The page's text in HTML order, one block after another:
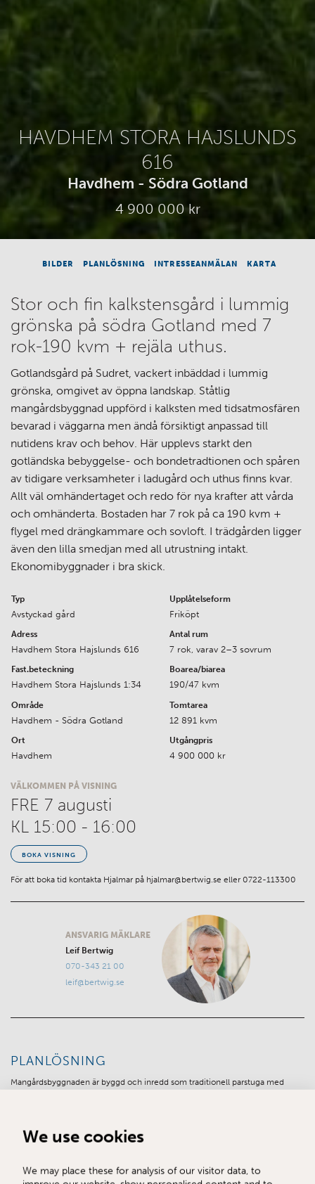
HAVDHEM STORA HAJSLUNDS
616
Havdhem - Södra Gotland
4 900 000 kr
BILDER PLANLÖSNING INTRESSEANMÄLAN KARTA
Stor och fin kalkstensgård i lummig
grönska på södra Gotland med 7
rok-190 kvm + rejäla uthus.
Gotlandsgård på Sudret, vackert inbäddad i lummig
grönska, omgivet av öppna landskap. Ståtlig
mangårdsbyggnad uppförd i kalksten med tidsatmosfären
bevarad i väggarna men ändå försiktigt anpassad till
nutidens krav och behov. Här upplevs starkt den
gotländska bebyggelse- och bondetradtionen och spåren
av tidigare verksamheter i ladugård och uthus finns kvar.
Allt väl omhändertaget och redo för nya krafter att vårda
och omhänderta. Bostaden har 7 rok på ca 190 kvm +
flygel med drängkammare och sovloft. I trädgården ligger
även den lilla smedjan med all utrustning intakt.
Ekonomibyggnader i bra skick.
Typ
Avstyckad gård
Adress
Havdhem Stora Hajslunds 616
Fast.beteckning
Havdhem Stora Hajslunds 1:34
Område
Havdhem - Södra Gotland
Ort
Havdhem
Upplåtelseform
Friköpt
Antal rum
7 rok, varav 2–3 sovrum
Boarea/biarea
190/47 kvm
Tomtarea
12 891 kvm
Utgångpris
4 900 000 kr
VÄLKOMMEN PÅ VISNING
FRE 7 augusti
KL 15:00 - 16:00
BOKA VISNING
För att boka tid kontakta Hjalmar på hjalmar@bertwig.se eller 0722-113300
ANSVARIG MÄKLARE
Leif Bertwig
070-343 21 00
leif@bertwig.se
PLANLÖSNING
Mangårdsbyggnaden är byggd och inredd som traditionell parstuga med
framsidan och en köksentré i bakbygget.
Huvudentré via dubbeldörrar på framsidan med en hall/huvudentré. Trappa
We use cookies
We may place these for analysis of our visitor data, to